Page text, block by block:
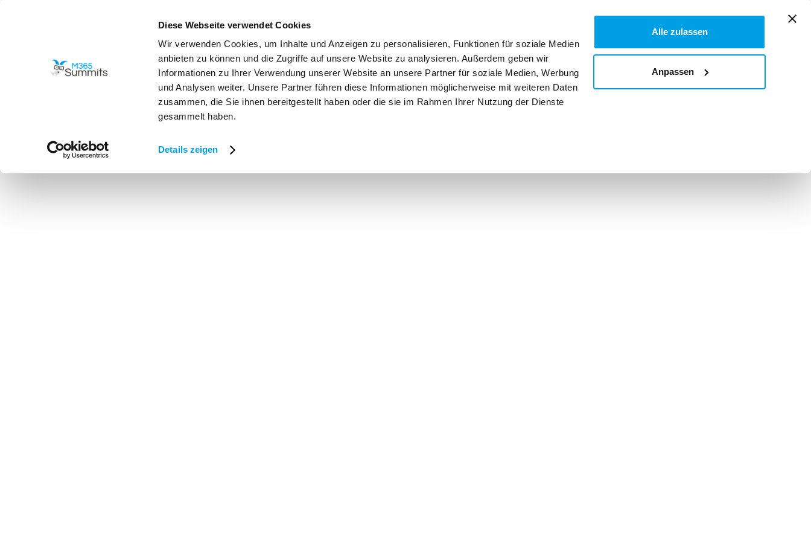
Diese Webseite verwendet Cookies
Wir verwenden Cookies, um Inhalte und Anzeigen zu personalisieren, Funktionen für soziale Medien
anbieten zu können und die Zugriffe auf unsere Website zu analysieren. Außerdem geben wir
Informationen zu Ihrer Verwendung unserer Website an unsere Partner für soziale Medien, Werbung
und Analysen weiter. Unsere Partner führen diese Informationen möglicherweise mit weiteren Daten
zusammen, die Sie ihnen bereitgestellt haben oder die sie im Rahmen Ihrer Nutzung der Dienste
gesammelt haben.
Details zeigen
Alle zulassen
Anpassen
Programm  Wer ist da Sponsoren Dein Besuch Über uns TICKET KAUFEN